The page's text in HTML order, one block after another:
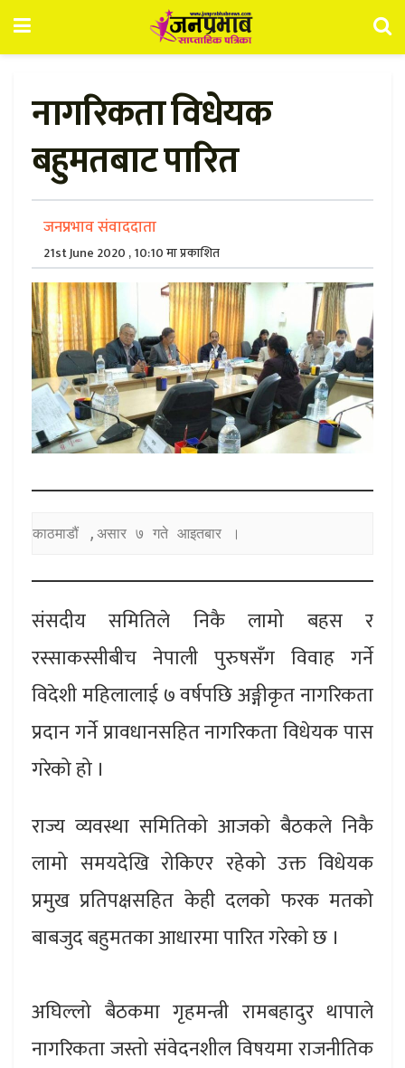
नागरिकता विधेयक
बहुमतबाट पारित
जनप्रभाव संवाददाता
21st June 2020 , 10:10 मा प्रकाशित
काठमाडौं ,असार ७ गते आइतबार ।
संसदीय समितिले निकै लामो बहस र
रस्साकस्सीबीच नेपाली पुरुषसँग विवाह गर्ने
विदेशी महिलालाई ७ वर्षपछि अङ्गीकृत नागरिकता
प्रदान गर्ने प्रावधानसहित नागरिकता विधेयक पास
गरेको हो ।
राज्य व्यवस्था समितिको आजको बैठकले निकै
लामो समयदेखि रोकिएर रहेको उक्त विधेयक
प्रमुख प्रतिपक्षसहित केही दलको फरक मतको
बाबजुद बहुमतका आधारमा पारित गरेको छ ।
अघिल्लो बैठकमा गृहमन्त्री रामबहादुर थापाले
नागरिकता जस्तो संवेदनशील विषयमा राजनीतिक